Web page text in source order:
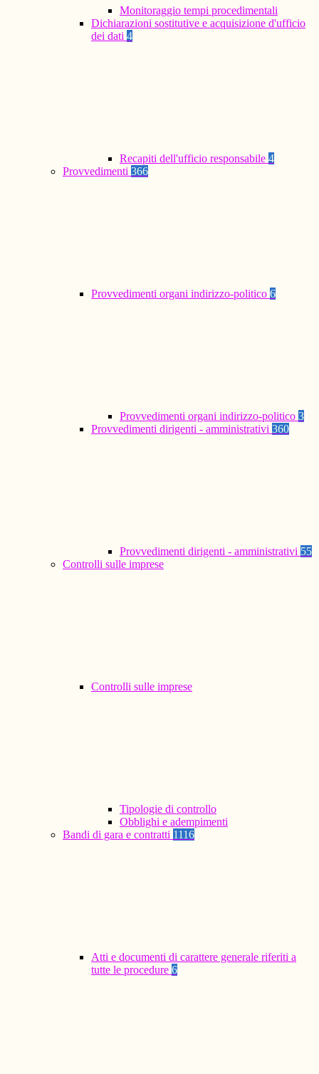
Monitoraggio tempi procedimentali
Dichiarazioni sostitutive e acquisizione d'ufficio
dei dati 4
Recapiti dell'ufficio responsabile 4
Provvedimenti 366
Provvedimenti organi indirizzo-politico 6
Provvedimenti organi indirizzo-politico 3
Provvedimenti dirigenti - amministrativi 360
Provvedimenti dirigenti - amministrativi 55
Controlli sulle imprese
Controlli sulle imprese
Tipologie di controllo
Obblighi e adempimenti
Bandi di gara e contratti 1116
Atti e documenti di carattere generale riferiti a
tutte le procedure 6